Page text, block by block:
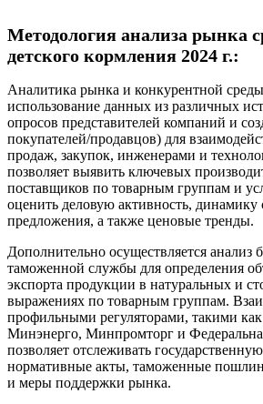
Методология анализа рынка
детского кормления 2024 г.:
Аналитика рынка и конкурентной
использование данных из различных
опросов представителей компаний и
покупателей/продавцов) для
продаж, закупок, инженерами и
позволяет выявить ключевых
поставщиков по товарным группам и
оценить деловую активность, динамику
предложения, а также ценовые тренды.
Дополнительно осуществляется анализ
таможенной службы для определения
экспорта продукции в натуральных и
выражениях по товарным группам.
профильными регуляторами, такими
Минэнерго, Минпромторг и
позволяет отслеживать
нормативные акты, таможенные
и меры поддержки рынка.